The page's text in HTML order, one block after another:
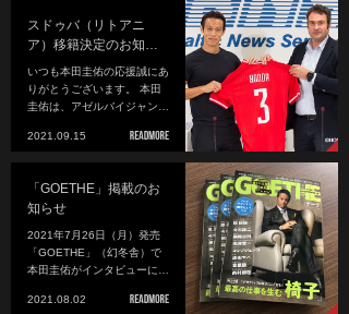
スドゥバ（リトアニ
ア）移籍決定のお知…
いつも本田圭佑の応援誠にあ
りがとうございます。 本田
圭佑は、アゼルバイジャン…
2021.09.15
「GOETHE」掲載のお
知らせ
2021年7月26日（月）発売
「GOETHE」（幻冬舎）で
本田圭佑がインタビューに…
2021.08.02